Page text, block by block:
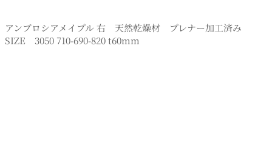
アンブロシアメイプル 右 天然乾燥材 プレナー加工済み
SIZE 3050 710-690-820 t60mm